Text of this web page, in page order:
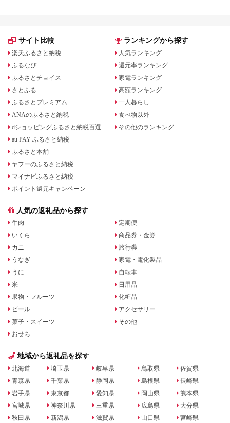
トラン 健康 美容 兵庫
サイト比較
楽天ふるさと納税
ふるなび
ふるさとチョイス
さとふる
ふるさとプレミアム
ANAのふるさと納税
dショッピングふるさと納税百選
au PAY ふるさと納税
ふるさと本舗
ヤフーのふるさと納税
マイナビふるさと納税
ポイント還元キャンペーン
ランキングから探す
人気ランキング
還元率ランキング
家電ランキング
高額ランキング
一人暮らし
食べ物以外
その他のランキング
人気の返礼品から探す
牛肉
いくら
カニ
うなぎ
うに
米
果物・フルーツ
ビール
菓子・スイーツ
おせち
定期便
商品券・金券
旅行券
家電・電化製品
自転車
日用品
化粧品
アクセサリー
その他
地域から返礼品を探す
北海道
青森県
岩手県
宮城県
秋田県
埼玉県
千葉県
東京都
神奈川県
新潟県
岐阜県
静岡県
愛知県
三重県
滋賀県
鳥取県
島根県
岡山県
広島県
山口県
佐賀県
長崎県
熊本県
大分県
宮崎県